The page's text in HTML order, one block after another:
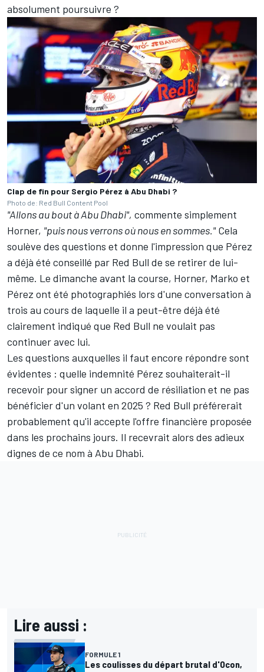
absolument poursuivre ?
Clap de fin pour Sergio Pérez à Abu Dhabi ?
Photo de: Red Bull Content Pool
"Allons au bout à Abu Dhabi", commente simplement
Horner, "puis nous verrons où nous en sommes."Cela
soulève des questions et donne l'impression que Pérez
a déjà été conseillé par Red Bull de se retirer de lui-
même. Le dimanche avant la course, Horner, Marko et
Pérez ont été photographiés lors d'une conversation à
trois au cours de laquelle il a peut-être déjà été
clairement indiqué que Red Bull ne voulait pas
continuer avec lui.
Les questions auxquelles il faut encore répondre sont
évidentes : quelle indemnité Pérez souhaiterait-il
recevoir pour signer un accord de résiliation et ne pas
bénéficier d'un volant en 2025 ? Red Bull préférerait
probablement qu'il accepte l'offre financière proposée
dans les prochains jours. Il recevrait alors des adieux
dignes de ce nom à Abu Dhabi.
Lire aussi :
FORMULE 1
Les coulisses du départ brutal d'Ocon,